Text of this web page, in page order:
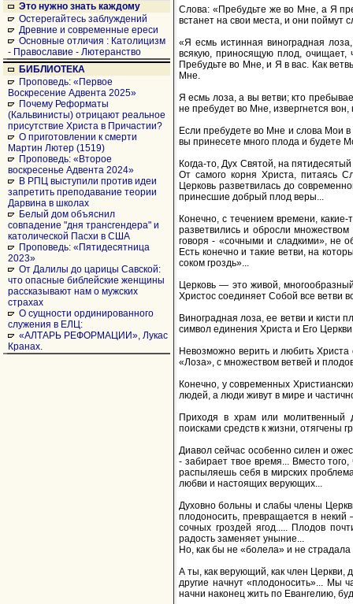
Это нужно знать каждому
Остерегайтесь заблуждений
Древние и современные ереси
Основные отличия : Католицизм
- Православие - Лютеранство
БИБЛИОТЕКА
Проповедь: «Первое
Воскресение Адвента 2025»
Почему Реформаты
(Кальвинисты) отрицают реальное
присутствие Христа в Причастии?
О приготовлении к смерти
Мартин Лютер (1519)
Проповедь: «Второе
воскресенье Адвента 2024»
В РПЦ выступили против идеи
запретить преподавание теории
Дарвина в школах
Белый дом объяснил
совпадение "дня трансгендера" и
католической Пасхи в США
Проповедь: «Пятидесятница
2023»
От Далилы до царицы Савской:
что опасные библейские женщины
рассказывают нам о мужских
страхах
О сущности ординированного
служения в ЕЛЦ:
«АЛТАРЬ РЕФОРМАЦИИ», Лукас
Кранах.
Слова: «Пребудьте же во Мне, а Я
встанет на свои места, и они поймут
«Я есмь истинная виноградная
всякую, приносящую плод,
Пребудьте во Мне, и Я в вас. Как
Мне.
Я есмь лоза, а вы ветви; кто
не пребудет во Мне, извергнется вон,
Если пребудете во Мне и слова Мои
вы принесете много плода и будете
Когда-то, Дух Святой, на
От самого корня Христа, питаясь
Церковь разветвилась до
принесшие добрый плод веры...
Конечно, с течением времени,
разветвились и обросли
говоря - «сочными и сладкими», не
Есть конечно и такие ветви, на
соком гроздь»...
Церковь — это живой,
Христос соединяет Собой все ветви
Виноградная лоза, ее ветви и кисти
символ единения Христа и Его
Невозможно верить и любить
«Лоза», с множеством ветвей и
Конечно, у современных
людей, а люди живут в мире и
Приходя в храм или молитвенный
поисками средств к жизни, отягчены
Диавол сейчас особенно силен и
- забирает твое время... Вместо
распыляешь себя в мирских
любви и настоящих верующих...
Духовно больны и слабы члены
плодоносить, превращается в некий
сочных гроздей ягод..... Плодов
радость заменяет уныние...
Но, как бы не «болела» и не
А ты, как верующий, как член
другие начнут «плодоносить»... Мы
начни наконец жить по Евангелию,